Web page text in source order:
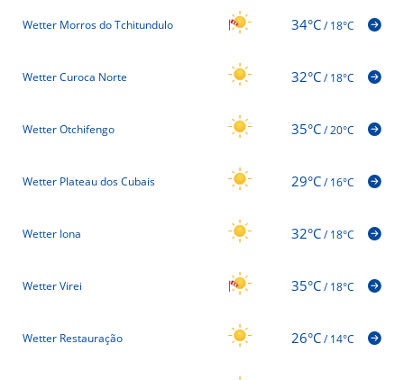
Wetter Morros do Tchitundulo 34°C/18°C
Wetter Curoca Norte 32°C/18°C
Wetter Otchifengo 35°C/20°C
Wetter Plateau dos Cubais 29°C/16°C
Wetter Iona 32°C/18°C
Wetter Virei 35°C/18°C
Wetter Restauração 26°C/14°C